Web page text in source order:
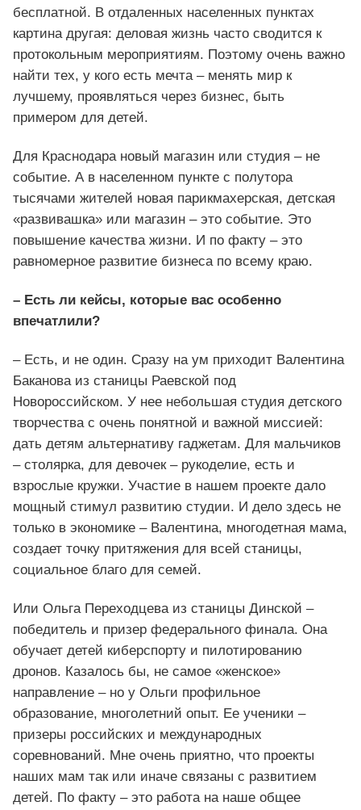
бесплатной. В отдаленных населенных пунктах
картина другая: деловая жизнь часто сводится к
протокольным мероприятиям. Поэтому очень важно
найти тех, у кого есть мечта – менять мир к
лучшему, проявляться через бизнес, быть
примером для детей.
Для Краснодара новый магазин или студия – не
событие. А в населенном пункте с полутора
тысячами жителей новая парикмахерская, детская
«развивашка» или магазин – это событие. Это
повышение качества жизни. И по факту – это
равномерное развитие бизнеса по всему краю.
– Есть ли кейсы, которые вас особенно
впечатлили?
– Есть, и не один. Сразу на ум приходит Валентина
Баканова из станицы Раевской под
Новороссийском. У нее небольшая студия детского
творчества с очень понятной и важной миссией:
дать детям альтернативу гаджетам. Для мальчиков
– столярка, для девочек – рукоделие, есть и
взрослые кружки. Участие в нашем проекте дало
мощный стимул развитию студии. И дело здесь не
только в экономике – Валентина, многодетная мама,
создает точку притяжения для всей станицы,
социальное благо для семей.
Или Ольга Переходцева из станицы Динской –
победитель и призер федерального финала. Она
обучает детей киберспорту и пилотированию
дронов. Казалось бы, не самое «женское»
направление – но у Ольги профильное
образование, многолетний опыт. Ее ученики –
призеры российских и международных
соревнований. Мне очень приятно, что проекты
наших мам так или иначе связаны с развитием
детей. По факту – это работа на наше общее